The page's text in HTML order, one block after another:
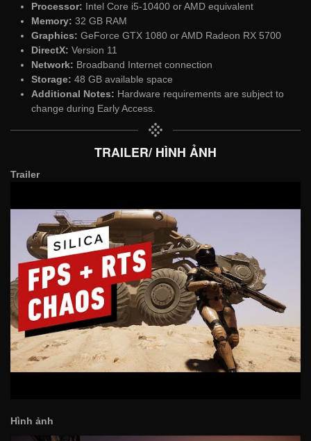
Processor: Intel Core i5-10400 or AMD equivalent
Memory: 32 GB RAM
Graphics: GeForce GTX 1080 or AMD Radeon RX 5700
DirectX: Version 11
Network: Broadband Internet connection
Storage: 48 GB available space
Additional Notes: Hardware requirements are subject to
change during Early Access.
TRAILER/ HÌNH ẢNH
Trailer
Hình ảnh